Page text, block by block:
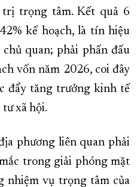
trọng tâm. Kết quả 6
kế hoạch, là tín hiệu
quan; phải phấn đấu
vốn năm 2026, coi đây
đẩy tăng trưởng kinh tế
tư xã hội.
phương liên quan phải
trong giải phóng mặt
nhiệm vụ trọng tâm của